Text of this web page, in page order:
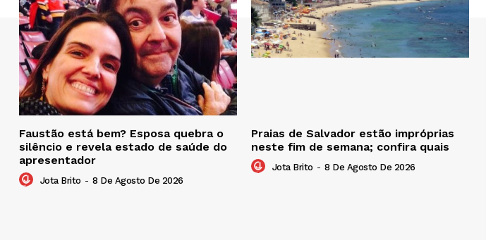
Faustão está bem? Esposa quebra o
silêncio e revela estado de saúde do
apresentador
Jota Brito - 8 De Agosto De 2026
Praias de Salvador estão impróprias
neste fim de semana; confira quais
Jota Brito - 8 De Agosto De 2026